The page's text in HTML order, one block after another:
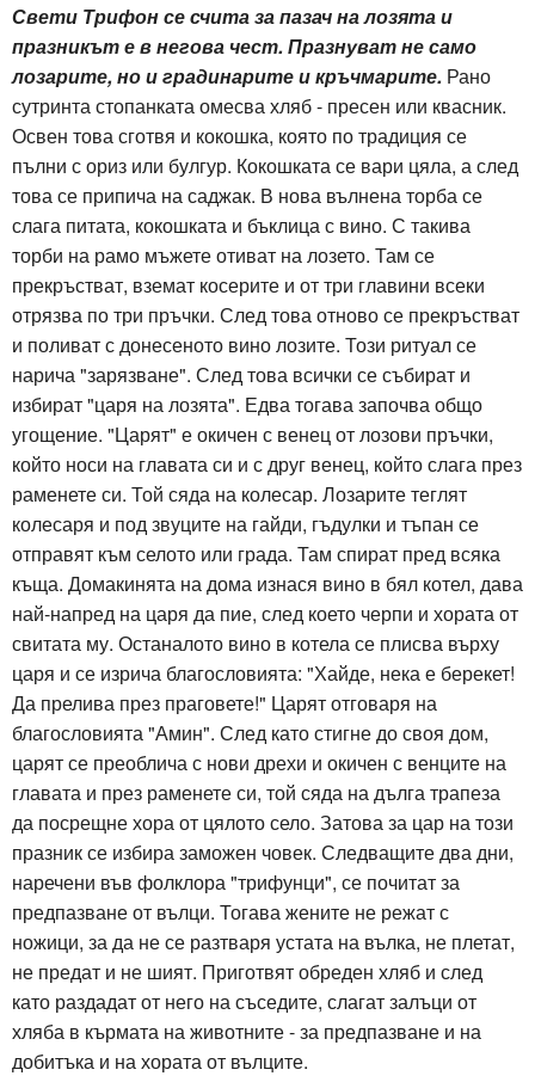
Свети Трифон се счита за пазач на лозята и
празникът е в негова чест. Празнуват не само
лозарите, но и градинарите и кръчмарите. Рано
сутринта стопанката омесва хляб - пресен или квасник.
Освен това сготвя и кокошка, която по традиция се
пълни с ориз или булгур. Кокошката се вари цяла, а след
това се припича на саджак. В нова вълнена торба се
слага питата, кокошката и бъклица с вино. С такива
торби на рамо мъжете отиват на лозето. Там се
прекръстват, вземат косерите и от три главини всеки
отрязва по три пръчки. След това отново се прекръстват
и поливат с донесеното вино лозите. Този ритуал се
нарича "зарязване". След това всички се събират и
избират "царя на лозята". Едва тогава започва общо
угощение. "Царят" е окичен с венец от лозови пръчки,
който носи на главата си и с друг венец, който слага през
раменете си. Той сяда на колесар. Лозарите теглят
колесаря и под звуците на гайди, гъдулки и тъпан се
отправят към селото или града. Там спират пред всяка
къща. Домакинята на дома изнася вино в бял котел, дава
най-напред на царя да пие, след което черпи и хората от
свитата му. Останалото вино в котела се плисва върху
царя и се изрича благословията: "Хайде, нека е берекет!
Да прелива през праговете!" Царят отговаря на
благословията "Амин". След като стигне до своя дом,
царят се преоблича с нови дрехи и окичен с венците на
главата и през раменете си, той сяда на дълга трапеза
да посрещне хора от цялото село. Затова за цар на този
празник се избира заможен човек. Следващите два дни,
наречени във фолклора "трифунци", се почитат за
предпазване от вълци. Тогава жените не режат с
ножици, за да не се разтваря устата на вълка, не плетат,
не предат и не шият. Приготвят обреден хляб и след
като раздадат от него на съседите, слагат залъци от
хляба в кърмата на животните - за предпазване и на
добитъка и на хората от вълците.